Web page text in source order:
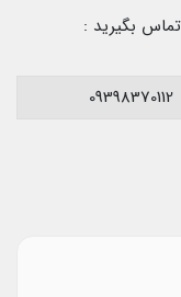
بگیرید :
09398370112